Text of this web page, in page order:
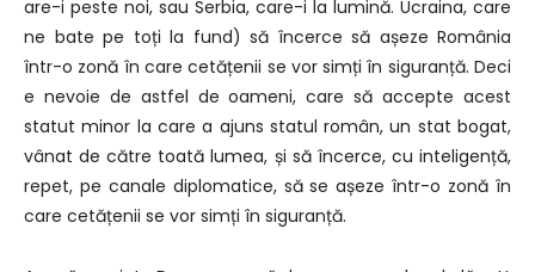
are-i peste noi, sau Serbia, care-i la lumină. Ucraina, care
ne bate pe toți la fund) să încerce să așeze România
într-o zonă în care cetățenii se vor simți în siguranță. Deci
e nevoie de astfel de oameni, care să accepte acest
statut minor la care a ajuns statul român, un stat bogat,
vânat de către toată lumea, și să încerce, cu inteligență,
repet, pe canale diplomatice, să se așeze într-o zonă în
care cetățenii se vor simți în siguranță.